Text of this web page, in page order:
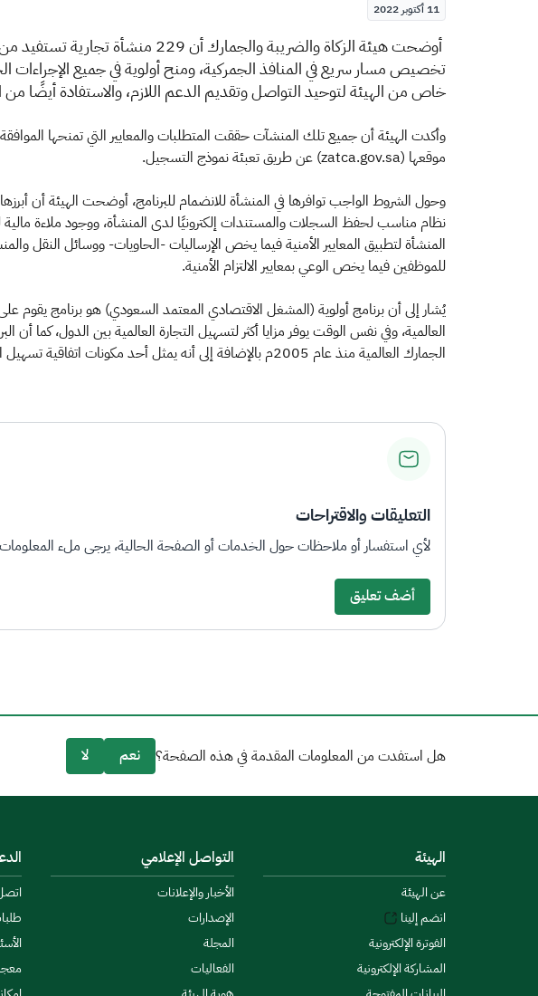
11 أكتوبر 2022
أوضحت هيئة الزكاة والضريبة
تخصيص مسار سريع في المنافذ الجمركية، ومنح أولوية في جميع
خاص من الهيئة لتوحيد التواصل وتقديم الدعم اللازم، والاستفادة أيضًا من
وأكدت الهيئة أن جميع تلك المنشآت حققت المتطلبات والمعايير التي تمنحها
موقعها (zatca.gov.sa) عن طريق تعبئة نموذج التسجيل.
نظام مناسب لحفظ السجلات والمستندات إلكترونيًا لدى المنشأة، ووجود ملاءة
المنشأة لتطبيق المعايير الأمنية فيما يخص الإرساليات -الحاويات- ووسائل النقل
للموظفين فيما يخص الوعي بمعايير الالتزام الأمنية.
يُشار إلى أن برنامج أولوية (المشغل الاقتصادي المعتمد السعودي) هو برنامج يقوم
العالمية، وفي نفس الوقت يوفر مزايا أكثر لتسهيل التجارة العالمية بين الدول، كما أن
الجمارك العالمية منذ عام 2005م بالإضافة إلى أنه يمثل أحد مكونات اتفاقية تسهيل التجارة بمنظمة التجارة العالمية والتي دخلت حيز التنفيذ في فبراير 2017م. ​
التعليقات والاقتراحات
لأي استفسار أو ملاحظات حول الخدمات أو الصفحة الحالية، يرجى ملء
أضف تعليق
هل استفدت من المعلومات المقدمة في هذه الصفحة؟ نعم لا
الهيئة
عن الهيئة
انضم إلينا
الفوترة الإلكترونية
المشاركة الإلكترونية
التواصل الإعلامي
الأخبار والإعلانات
الإصدارات
المجلة
الفعاليات